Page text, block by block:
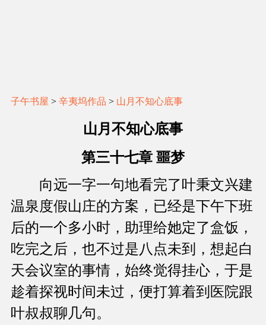
子午书屋 > 辛夷坞作品 > 山月不知心底事
山月不知心底事
第三十七章 噩梦
向远一字一句地看完了叶秉文兴建
温泉度假山庄的方案，已经是下午下班
后的一个多小时，助理给她定了盒饭，
吃完之后，也不过是八点未到，想起白
天会议室的事情，始终觉得挂心，于是
趁着探视时间未过，便打算着到医院跟
叶叔叔聊几句。